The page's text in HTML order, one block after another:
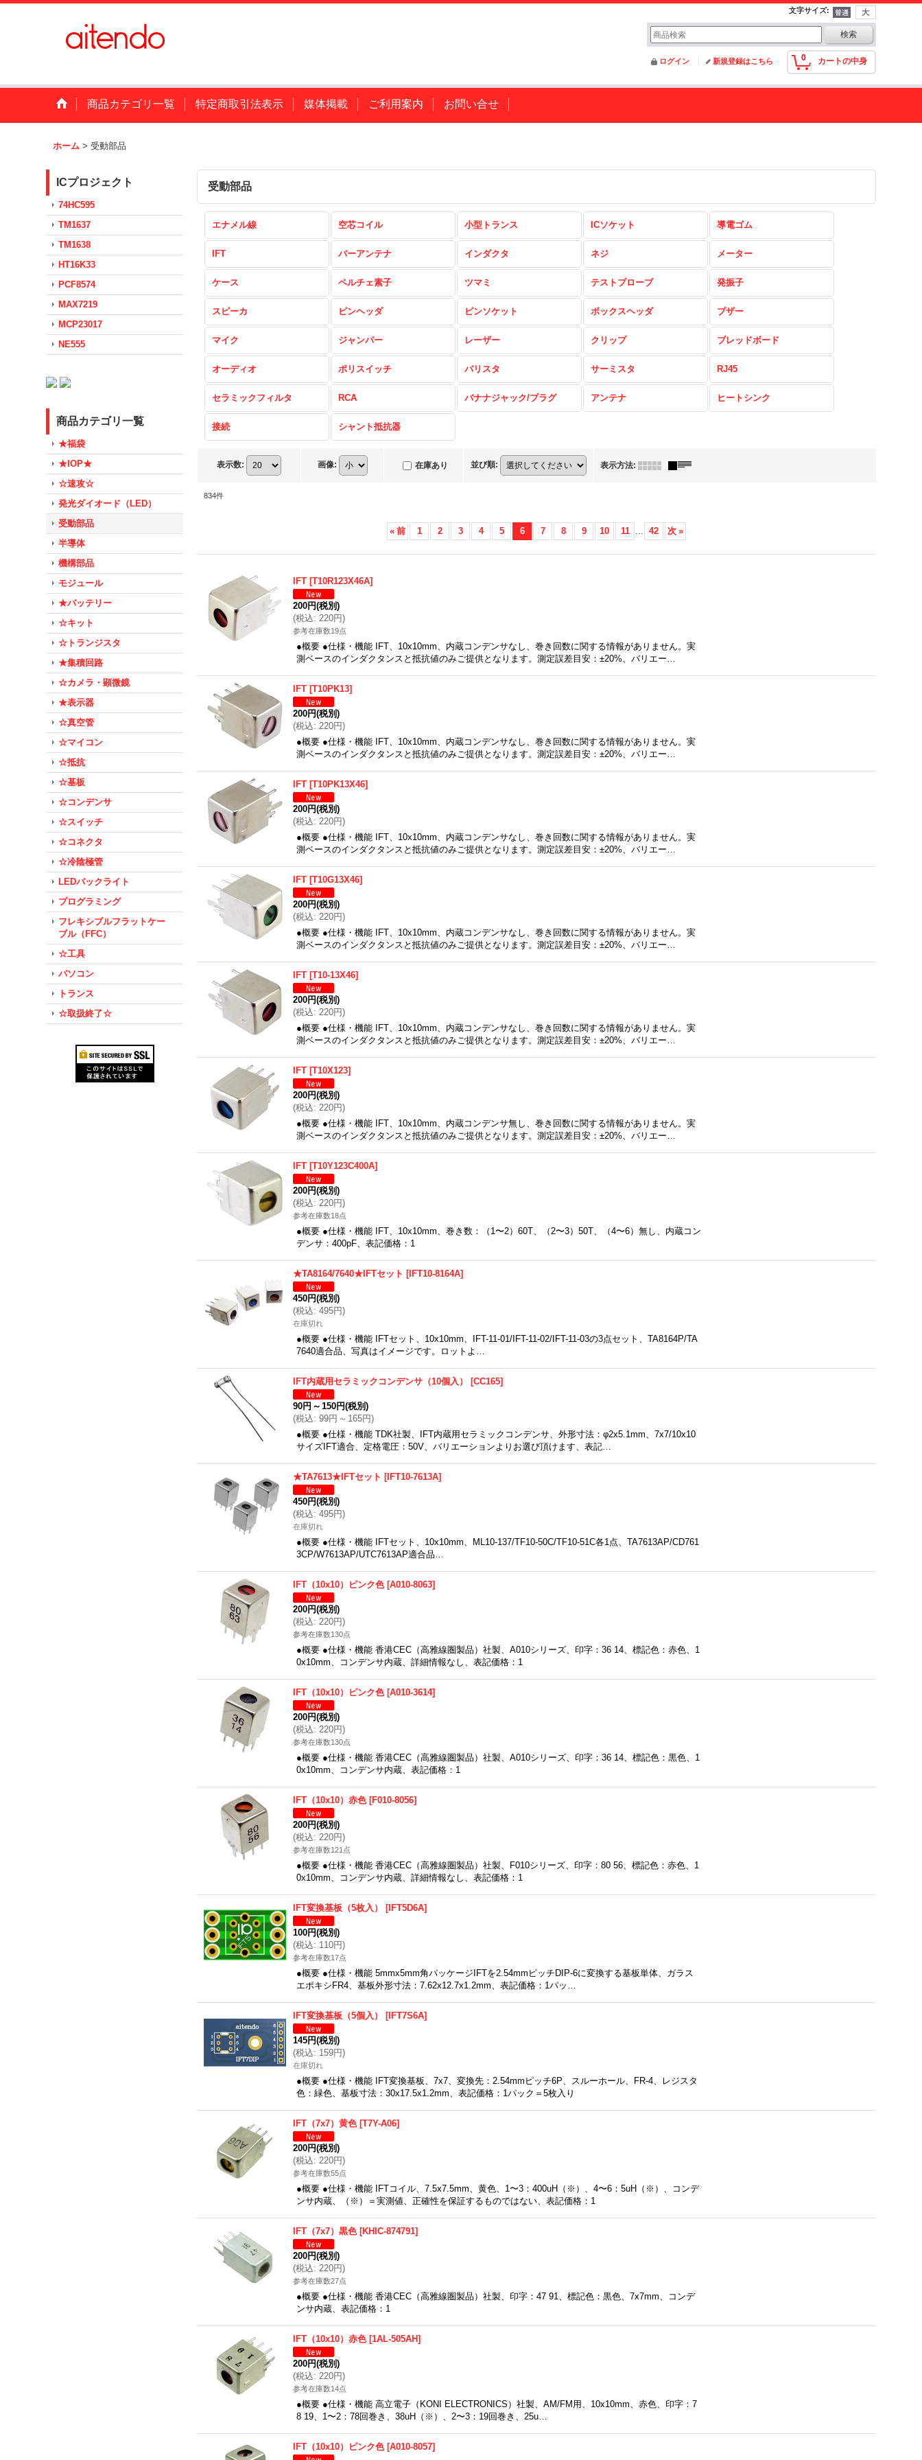
文字サイズ:
0 カートの中身
ログイン 新規登録はこちら
商品カテゴリ一覧 特定商取引法表示 媒体掲載 ご利用案内 お問い合せ
ホーム > 受動部品
ICプロジェクト
74HC595
TM1637
TM1638
HT16K33
PCF8574
MAX7219
MCP23017
NE555
商品カテゴリ一覧
★福袋
★IOP★
☆速攻☆
発光ダイオード（LED）
受動部品
半導体
機構部品
モジュール
★バッテリー
☆キット
☆トランジスタ
★集積回路
☆カメラ・顕微鏡
★表示器
☆真空管
☆マイコン
☆抵抗
☆基板
☆コンデンサ
☆スイッチ
☆コネクタ
☆冷陰極管
LEDバックライト
プログラミング
フレキシブルフラットケー
ブル（FFC）
☆工具
パソコン
トランス
☆取扱終了☆
受動部品
エナメル線 空芯コイル 小型トランス ICソケット 導電ゴム
IFT バーアンテナ インダクタ ネジ メーター
ケース ペルチェ素子 ツマミ テストプローブ 発振子
スピーカ ピンヘッダ ピンソケット ボックスヘッダ ブザー
マイク ジャンパー レーザー クリップ ブレッドボード
オーディオ ポリスイッチ バリスタ サーミスタ RJ45
セラミックフィルタ RCA バナナジャック/プラグ アンテナ ヒートシンク
接続 シャント抵抗器
表示数: 画像: 在庫あり 並び順: 表示方法:
834件
« 前 1 2 3 4 5 6 7 8 9 10 11 ... 42 次 »
IFT [T10R123X46A]
200円(税別)
(税込: 220円)
参考在庫数19点
●概要 ●仕様・機能 IFT、10x10mm、内蔵コンデンサなし、巻き回数に関する情報がありません。実
測ベースのインダクタンスと抵抗値のみご提供となります。測定誤差目安：±20%、バリエー…
IFT [T10PK13]
200円(税別)
(税込: 220円)
●概要 ●仕様・機能 IFT、10x10mm、内蔵コンデンサなし、巻き回数に関する情報がありません。実
測ベースのインダクタンスと抵抗値のみご提供となります。測定誤差目安：±20%、バリエー…
IFT [T10PK13X46]
200円(税別)
(税込: 220円)
●概要 ●仕様・機能 IFT、10x10mm、内蔵コンデンサなし、巻き回数に関する情報がありません。実
測ベースのインダクタンスと抵抗値のみご提供となります。測定誤差目安：±20%、バリエー…
IFT [T10G13X46]
200円(税別)
(税込: 220円)
●概要 ●仕様・機能 IFT、10x10mm、内蔵コンデンサなし、巻き回数に関する情報がありません。実
測ベースのインダクタンスと抵抗値のみご提供となります。測定誤差目安：±20%、バリエー…
IFT [T10-13X46]
200円(税別)
(税込: 220円)
●概要 ●仕様・機能 IFT、10x10mm、内蔵コンデンサなし、巻き回数に関する情報がありません。実
測ベースのインダクタンスと抵抗値のみご提供となります。測定誤差目安：±20%、バリエー…
IFT [T10X123]
200円(税別)
(税込: 220円)
●概要 ●仕様・機能 IFT、10x10mm、内蔵コンデンサ無し、巻き回数に関する情報がありません。実
測ベースのインダクタンスと抵抗値のみご提供となります。測定誤差目安：±20%、バリエー…
IFT [T10Y123C400A]
200円(税別)
(税込: 220円)
参考在庫数18点
●概要 ●仕様・機能 IFT、10x10mm、巻き数：（1〜2）60T、（2〜3）50T、（4〜6）無し、内蔵コン
デンサ：400pF、表記価格：1
★TA8164/7640★IFTセット [IFT10-8164A]
450円(税別)
(税込: 495円)
在庫切れ
●概要 ●仕様・機能 IFTセット、10x10mm、IFT-11-01/IFT-11-02/IFT-11-03の3点セット、TA8164P/TA
7640適合品、写真はイメージです。ロットよ…
IFT内蔵用セラミックコンデンサ（10個入） [CC165]
90円 ～ 150円(税別)
(税込: 99円 ～ 165円)
●概要 ●仕様・機能 TDK社製、IFT内蔵用セラミックコンデンサ、外形寸法：φ2x5.1mm、7x7/10x10
サイズIFT適合、定格電圧：50V、バリエーションよりお選び頂けます、表記…
★TA7613★IFTセット [IFT10-7613A]
450円(税別)
(税込: 495円)
在庫切れ
●概要 ●仕様・機能 IFTセット、10x10mm、ML10-137/TF10-50C/TF10-51C各1点、TA7613AP/CD761
3CP/W7613AP/UTC7613AP適合品…
IFT（10x10）ピンク色 [A010-8063]
200円(税別)
(税込: 220円)
参考在庫数130点
●概要 ●仕様・機能 香港CEC（高雅線圏製品）社製、A010シリーズ、印字：36 14、標記色：赤色、1
0x10mm、コンデンサ内蔵、詳細情報なし、表記価格：1
IFT（10x10）ピンク色 [A010-3614]
200円(税別)
(税込: 220円)
参考在庫数130点
●概要 ●仕様・機能 香港CEC（高雅線圏製品）社製、A010シリーズ、印字：36 14、標記色：黒色、1
0x10mm、コンデンサ内蔵、表記価格：1
IFT（10x10）赤色 [F010-8056]
200円(税別)
(税込: 220円)
参考在庫数121点
●概要 ●仕様・機能 香港CEC（高雅線圏製品）社製、F010シリーズ、印字：80 56、標記色：赤色、1
0x10mm、コンデンサ内蔵、詳細情報なし、表記価格：1
IFT変換基板（5枚入） [IFT5D6A]
100円(税別)
(税込: 110円)
参考在庫数17点
●概要 ●仕様・機能 5mmx5mm角パッケージIFTを2.54mmピッチDIP-6に変換する基板単体、ガラス
エポキシFR4、基板外形寸法：7.62x12.7x1.2mm、表記価格：1パッ…
IFT変換基板（5個入） [IFT7S6A]
145円(税別)
(税込: 159円)
在庫切れ
●概要 ●仕様・機能 IFT変換基板、7x7、変換先：2.54mmピッチ6P、スルーホール、FR-4、レジスタ
色：緑色、基板寸法：30x17.5x1.2mm、表記価格：1パック＝5枚入り
IFT（7x7）黄色 [T7Y-A06]
200円(税別)
(税込: 220円)
参考在庫数55点
●概要 ●仕様・機能 IFTコイル、7.5x7.5mm、黄色、1〜3：400uH（※）、4〜6：5uH（※）、コンデ
ンサ内蔵、（※）＝実測値、正確性を保証するものではない、表記価格：1
IFT（7x7）黒色 [KHIC-874791]
200円(税別)
(税込: 220円)
参考在庫数27点
●概要 ●仕様・機能 香港CEC（高雅線圏製品）社製、印字：47 91、標記色：黒色、7x7mm、コンデ
ンサ内蔵、表記価格：1
IFT（10x10）赤色 [1AL-505AH]
200円(税別)
(税込: 220円)
参考在庫数14点
●概要 ●仕様・機能 高立電子（KONI ELECTRONICS）社製、AM/FM用、10x10mm、赤色、印字：7
8 19、1〜2：78回巻き、38uH（※）、2〜3：19回巻き、25u…
IFT（10x10）ピンク色 [A010-8057]